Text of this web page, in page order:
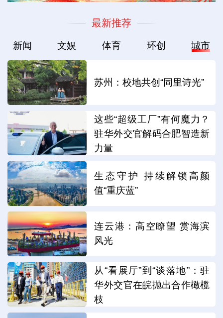
最新推荐
新闻 文娱 体育 环创 城市
苏州：校地共创“同里诗光”
这些“超级工厂”有何魔力？
驻华外交官解码合肥智造新
力量
生态守护 持续解锁高颜
值“重庆蓝”
连云港：高空瞭望 赏海滨
风光
从“看展厅”到“谈落地”：驻
华外交官在皖抛出合作橄榄
枝